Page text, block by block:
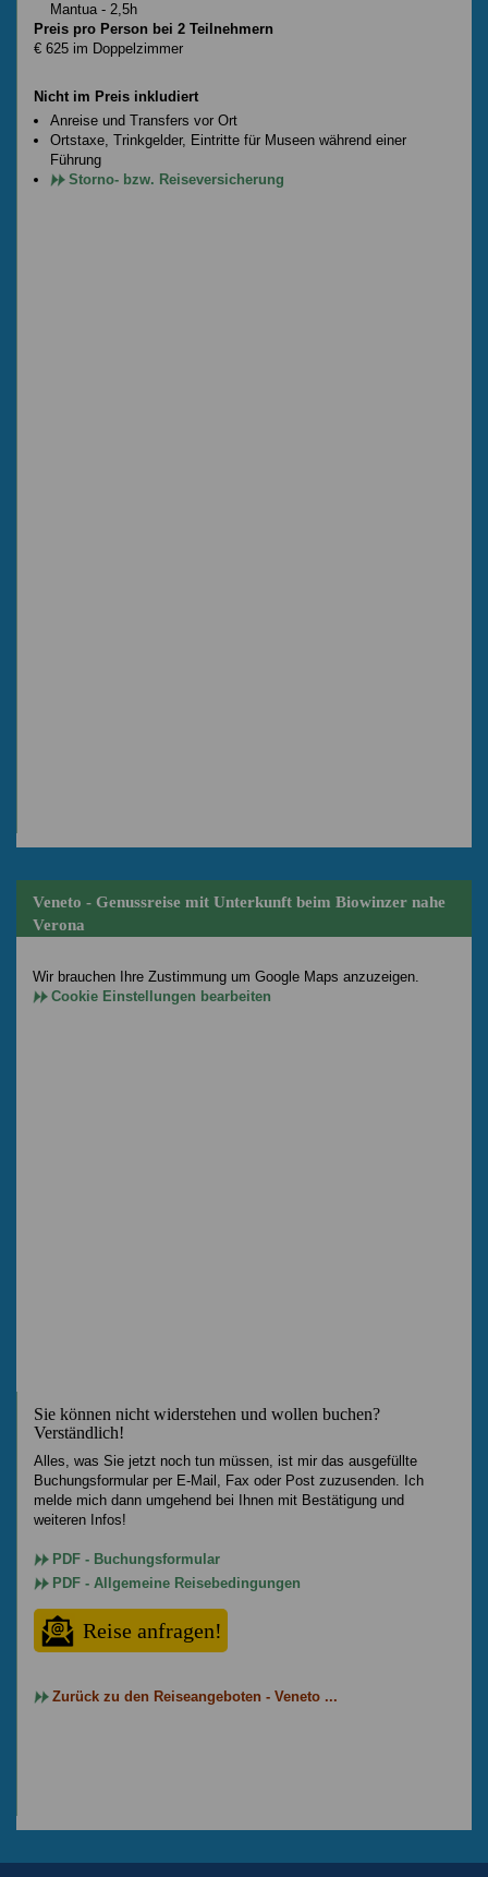
Mantua - 2,5h
Preis pro Person bei 2 Teilnehmern
€ 625 im Doppelzimmer
Nicht im Preis inkludiert
Anreise und Transfers vor Ort
Ortstaxe, Trinkgelder, Eintritte für Museen während einer
Führung
Storno- bzw. Reiseversicherung
Veneto - Genussreise mit Unterkunft beim Biowinzer nahe
Verona
Wir brauchen Ihre Zustimmung um Google Maps anzuzeigen.
Cookie Einstellungen bearbeiten
Sie können nicht widerstehen und wollen buchen?
Verständlich!
Alles, was Sie jetzt noch tun müssen, ist mir das ausgefüllte
Buchungsformular per E-Mail, Fax oder Post zuzusenden. Ich
melde mich dann umgehend bei Ihnen mit Bestätigung und
weiteren Infos!
PDF - Buchungsformular
PDF - Allgemeine Reisebedingungen
Reise anfragen!
Zurück zu den Reiseangeboten - Veneto ...